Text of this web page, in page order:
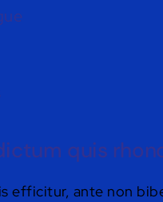
quis
efficitur, ante non